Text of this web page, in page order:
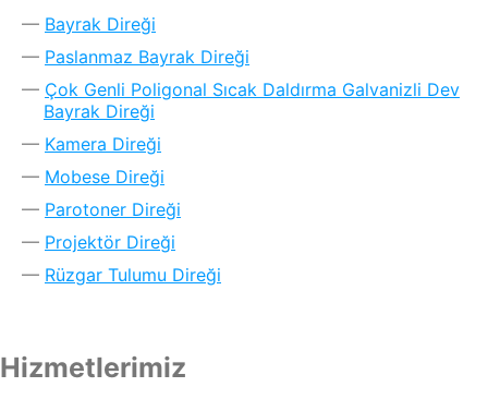
Bayrak Direği
Paslanmaz Bayrak Direği
Çok Genli Poligonal Sıcak Daldırma Galvanizli Dev
Bayrak Direği
Kamera Direği
Mobese Direği
Parotoner Direği
Projektör Direği
Rüzgar Tulumu Direği
Hizmetlerimiz